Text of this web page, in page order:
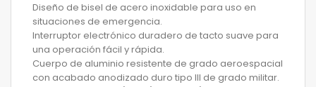
Diseño de bisel de acero inoxidable para uso en
situaciones de emergencia.
Interruptor electrónico duradero de tacto suave para
una operación fácil y rápida.
Cuerpo de aluminio resistente de grado aeroespacial
con acabado anodizado duro tipo III de grado militar.